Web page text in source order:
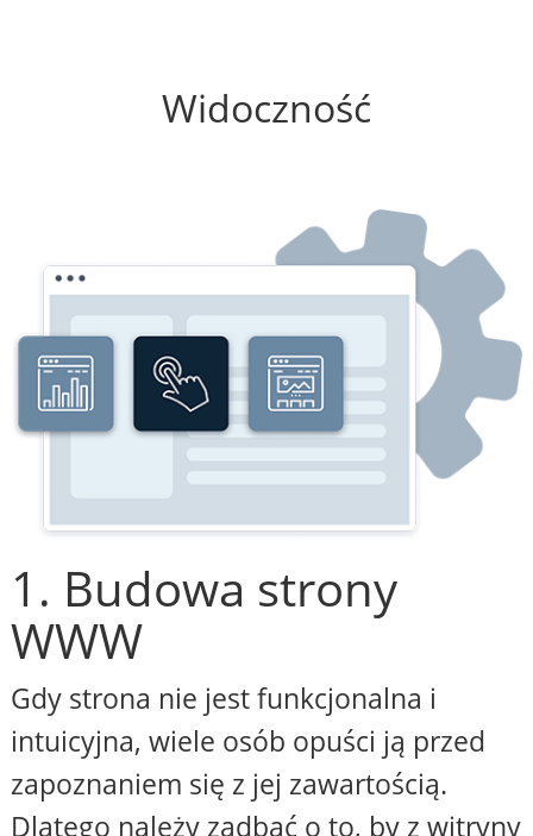
Widoczność
1. Budowa strony
WWW
Gdy strona nie jest funkcjonalna i
intuicyjna, wiele osób opuści ją przed
zapoznaniem się z jej zawartością.
Dlatego należy zadbać o to, by z witryny